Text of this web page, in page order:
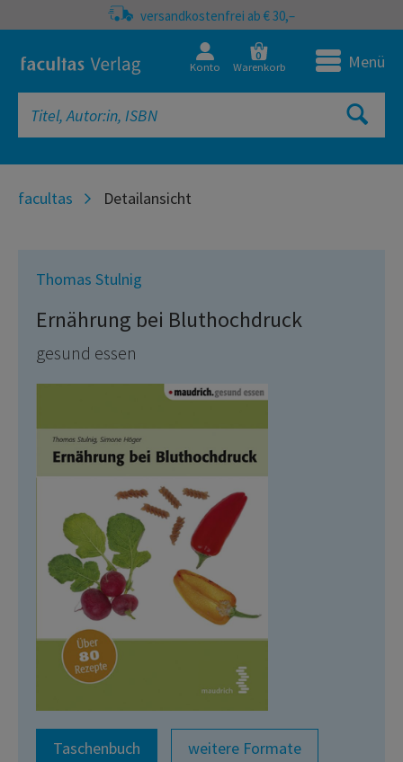
versandkostenfrei ab € 30,–
Konto
0
Warenkorb Menü
facultas Detailansicht
Thomas Stulnig
Ernährung bei Bluthochdruck
gesund essen
Taschenbuch
weitere Formate